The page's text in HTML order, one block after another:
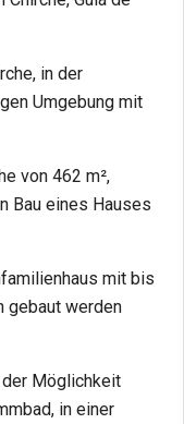
in der
Umgebung mit
von 462 m²,
Bau eines Hauses
mit bis
gebaut werden
Möglichkeit
in einer